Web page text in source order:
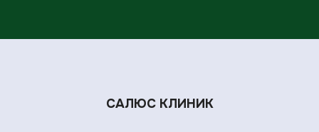
САЛЮС КЛИНИК